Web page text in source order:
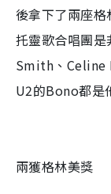
後拿下了兩座
托靈歌合唱團
Smith、Celine
U2的Bono都是
兩獲格林美獎